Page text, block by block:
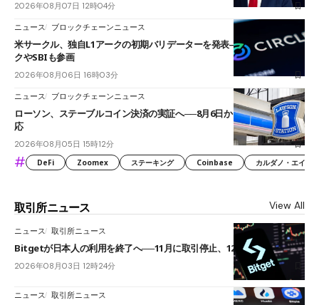
2026年08月07日 12時04分
ニュース ブロックチェーンニュース
米サークル、独自L1アークの初期バリデーターを発表――ブラックロッ
クやSBIも参画
2026年08月06日 16時03分
ニュース ブロックチェーンニュース
ローソン、ステーブルコイン決済の実証へ──8月6日からJPYCやUSDC対
応
2026年08月05日 15時12分
# DeFi Zoomex ステーキング Coinbase カルダノ・エイ
取引所ニュース View All
ニュース 取引所ニュース
Bitgetが日本人の利用を終了へ──11月に取引停止、12月末に強制決済
2026年08月03日 12時24分
ニュース 取引所ニュース